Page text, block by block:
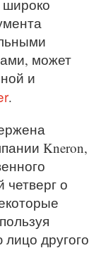
широко
может
и
.
Kneron,
четверг о
другого